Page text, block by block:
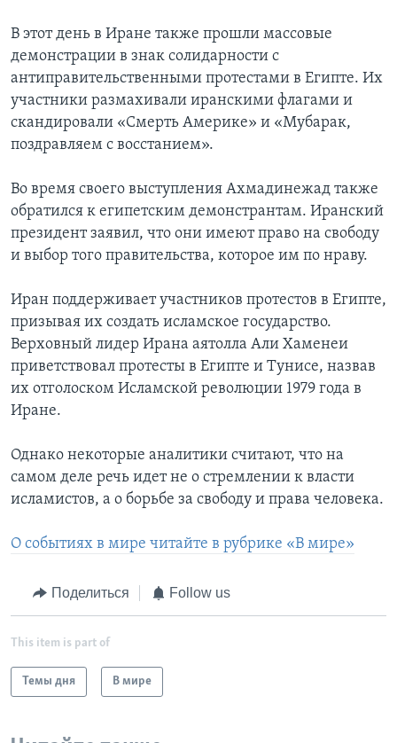
В этот день в Иране также прошли массовые
демонстрации в знак солидарности с
антиправительственными протестами в Египте. Их
участники размахивали иранскими флагами и
скандировали «Смерть Америке» и «Мубарак,
поздравляем с восстанием».
Во время своего выступления Ахмадинежад также
обратился к египетским демонстрантам. Иранский
президент заявил, что они имеют право на свободу
и выбор того правительства, которое им по нраву.
Иран поддерживает участников протестов в Египте,
призывая их создать исламское государство.
Верховный лидер Ирана аятолла Али Хаменеи
приветствовал протесты в Египте и Тунисе, назвав
их отголоском Исламской революции 1979 года в
Иране.
Однако некоторые аналитики считают, что на
самом деле речь идет не о стремлении к власти
исламистов, а о борьбе за свободу и права человека.
О событиях в мире читайте в рубрике «В мире»
Поделиться Follow us
This item is part of
Темы дня В мире